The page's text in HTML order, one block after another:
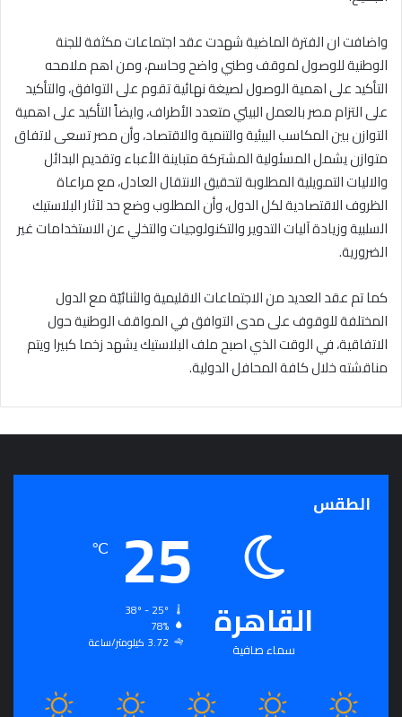
واضافت ان الفترة الماضية شهدت عقد اجتماعات مكثفة للجنة
الوطنية للوصول لموقف وطني واضح وحاسم، ومن اهم ملامحه
التأكيد على اهمية الوصول لصيغة نهائية تقوم على التوافق، والتأكيد
على التزام مصر بالعمل البيئي متعدد الأطراف، وايضاً التأكيد على اهمية
التوازن بين المكاسب البيئية والتنمية والاقتصاد، وأن مصر تسعى لاتفاق
متوازن يشمل المسئولية المشتركة متباينة الأعباء وتقديم البدائل
والاليات التمويلية المطلوبة لتحقيق الانتقال العادل، مع مراعاة
الظروف الاقتصادية لكل الدول، وأن المطلوب وضع حد لآثار البلاستيك
السلبية وزيادة آليات التدوير والتكنولوجيات والتخلي عن الاستخدامات غير
الضرورية.
كما تم عقد العديد من الاجتماعات الاقليمية والثنائيّة مع الدول
المختلفة للوقوف على مدى التوافق في المواقف الوطنية حول
الاتفاقية، في الوقت الذي اصبح ملف البلاستيك يشهد زخما كبيرا ويتم
مناقشته خلال كافة المحافل الدولية.
الطقس
القاهرة
سماء صافية
25
℃
78%
3.72 كيلومتر/ساعة